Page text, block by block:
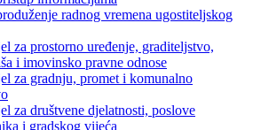
radnog vremena ugostiteljskog
za prostorno uređenje, graditeljstvo,
i imovinsko pravne odnose
za gradnju, promet i komunalno
za društvene djelatnosti, poslove
i gradskog vijeća